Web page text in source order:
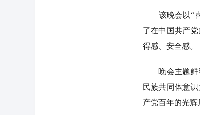
该晚会以“喜
了在中国共产
得感、安全感。
晚会主题鲜明
民族共同体意
产党百年的光辉